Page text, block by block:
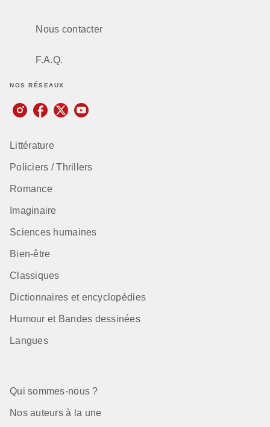
Nous contacter
F.A.Q.
NOS RÉSEAUX
Littérature
Policiers / Thrillers
Romance
Imaginaire
Sciences humaines
Bien-être
Classiques
Dictionnaires et encyclopédies
Humour et Bandes dessinées
Langues
Qui sommes-nous ?
Nos auteurs à la une